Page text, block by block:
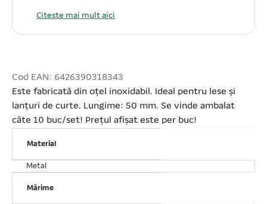
Citeste mai mult aici
Cod EAN: 6426390318343
Este fabricată din oțel inoxidabil. Ideal pentru lese și
lanțuri de curte. Lungime: 50 mm. Se vinde ambalat
câte 10 buc/set! Prețul afișat este per buc!
Material
Metal
Mărime